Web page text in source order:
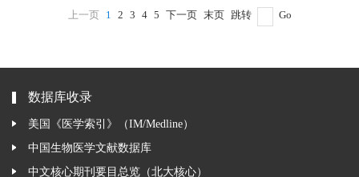
上一页 1 2 3 4 5 下一页 末页 跳转 Go
数据库收录
美国《医学索引》（IM/Medline）
中国生物医学文献数据库
中文核心期刊要目总览（北大核心）